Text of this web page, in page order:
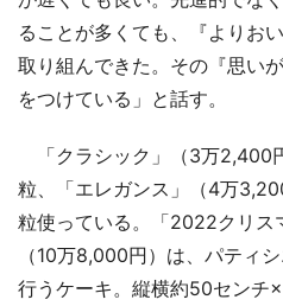
ることが多くても、『よりお
取り組んできた。その『思い
をつけている」と話す。
「クラシック」（3万2,400
粒、「エレガンス」（4万
粒使っている。「2022クリス
（10万8,000円）は、パティ
行うケーキ。縦横約50センチ